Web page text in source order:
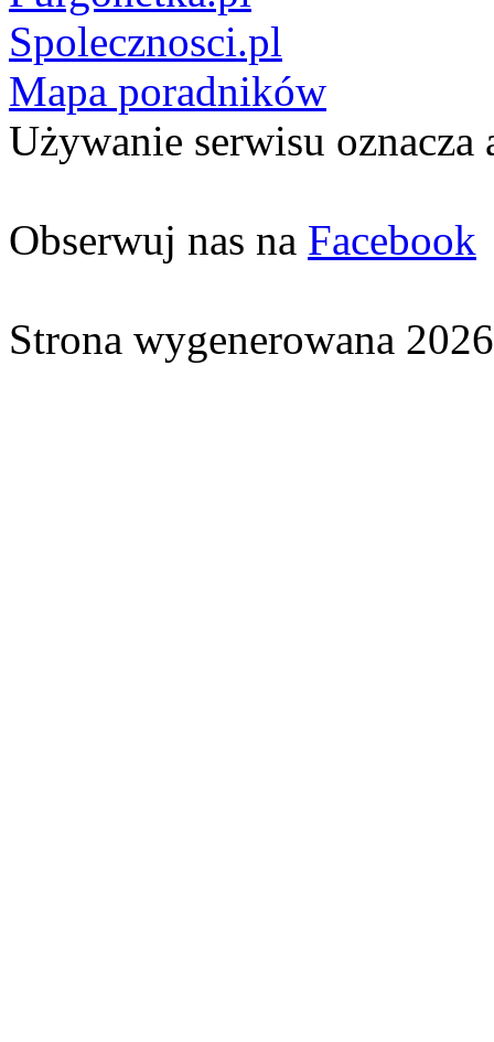
Spolecznosci.pl
Mapa poradników
Używanie serwisu oznacza
Obserwuj nas na Facebook
Strona wygenerowana